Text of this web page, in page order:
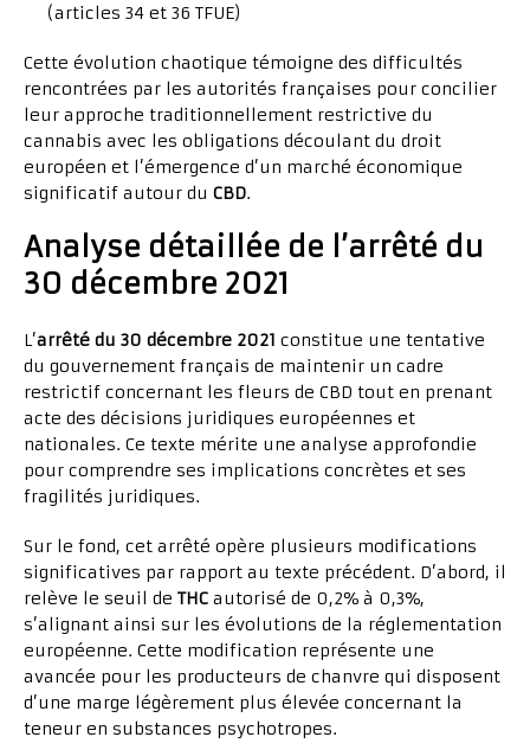
(articles 34 et 36 TFUE)
Cette évolution chaotique témoigne des difficultés
rencontrées par les autorités françaises pour concilier
leur approche traditionnellement restrictive du
cannabis avec les obligations découlant du droit
européen et l’émergence d’un marché économique
significatif autour du CBD.
Analyse détaillée de l’arrêté du
30 décembre 2021
L’arrêté du 30 décembre 2021 constitue une tentative
du gouvernement français de maintenir un cadre
restrictif concernant les fleurs de CBD tout en prenant
acte des décisions juridiques européennes et
nationales. Ce texte mérite une analyse approfondie
pour comprendre ses implications concrètes et ses
fragilités juridiques.
Sur le fond, cet arrêté opère plusieurs modifications
significatives par rapport au texte précédent. D’abord, il
relève le seuil de THC autorisé de 0,2% à 0,3%,
s’alignant ainsi sur les évolutions de la réglementation
européenne. Cette modification représente une
avancée pour les producteurs de chanvre qui disposent
d’une marge légèrement plus élevée concernant la
teneur en substances psychotropes.